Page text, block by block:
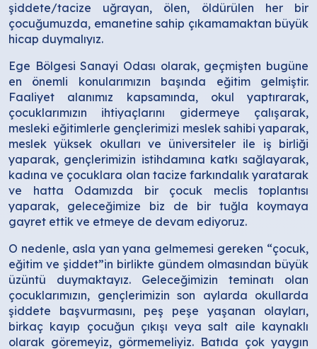
şiddete/tacize uğrayan, ölen, öldürülen her bir
çocuğumuzda, emanetine sahip çıkamamaktan büyük
hicap duymalıyız.
Ege Bölgesi Sanayi Odası olarak, geçmişten bugüne
en önemli konularımızın başında eğitim gelmiştir.
Faaliyet alanımız kapsamında, okul yaptırarak,
çocuklarımızın ihtiyaçlarını gidermeye çalışarak,
mesleki eğitimlerle gençlerimizi meslek sahibi yaparak,
meslek yüksek okulları ve üniversiteler ile iş birliği
yaparak, gençlerimizin istihdamına katkı sağlayarak,
kadına ve çocuklara olan tacize farkındalık yaratarak
ve hatta Odamızda bir çocuk meclis toplantısı
yaparak, geleceğimize biz de bir tuğla koymaya
gayret ettik ve etmeye de devam ediyoruz.
O nedenle, asla yan yana gelmemesi gereken “çocuk,
eğitim ve şiddet”in birlikte gündem olmasından büyük
üzüntü duymaktayız. Geleceğimizin teminatı olan
çocuklarımızın, gençlerimizin son aylarda okullarda
şiddete başvurmasını, peş peşe yaşanan olayları,
birkaç kayıp çocuğun çıkışı veya salt aile kaynaklı
olarak göremeyiz, görmemeliyiz. Batıda çok yaygın